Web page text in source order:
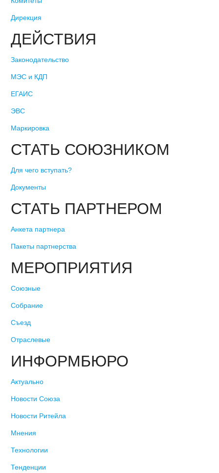
Дирекция
ДЕЙСТВИЯ
Законодательство
МЭС и КДП
ЕГАИС
ЭВС
Маркировка
СТАТЬ СОЮЗНИКОМ
Для чего вступать?
Документы
СТАТЬ ПАРТНЕРОМ
Анкета партнера
Пакеты партнерства
МЕРОПРИЯТИЯ
Союзные
Собрание
Съезд
Отраслевые
ИНФОРМБЮРО
Актуально
Новости Союза
Новости Ритейла
Мнения
Технологии
Тенденции